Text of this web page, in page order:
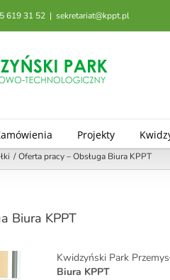
619 31 52 | sekretariat@kppt.pl
Projekty
Oferta pracy – Obsługa Biura KPPT
Biura KPPT
Kwidzyński Park
Biura KPPT